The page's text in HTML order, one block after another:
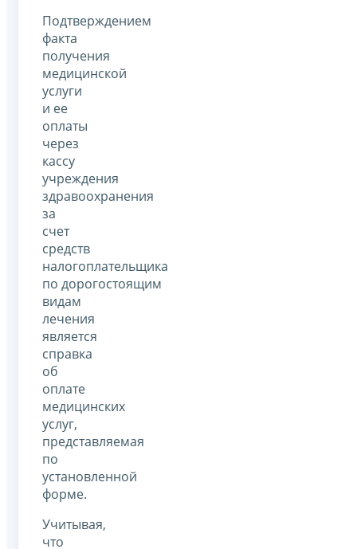
Подтверждением
факта
получения
медицинской
услуги
и ее
оплаты
через
кассу
учреждения
здравоохранения
за
счет
средств
налогоплательщика
по дорогостоящим
видам
лечения
является
справка
об
оплате
медицинских
услуг,
представляемая
по
установленной
форме.
Учитывая,
что